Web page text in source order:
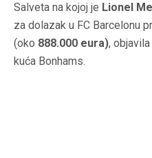
Salveta na kojoj je Lionel
za dolazak u FC Barcelonu
(oko 888.000 eura),
kuća Bonhams.